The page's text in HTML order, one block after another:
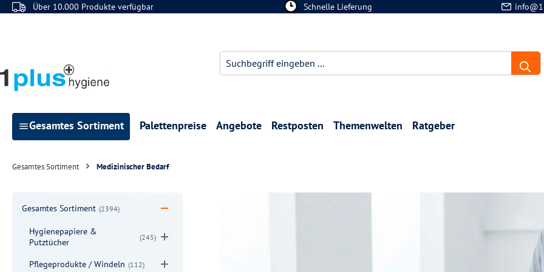
Hauptinhalt springen
Zur Suche springen
Zur Hauptnavigation springen
Über 10.000 Produkte verfügbar Schnelle Lieferung
Gesamtes Sortiment Palettenpreise Angebote Restposten Themenwelten Ratgeber
Gesamtes Sortiment Medizinischer Bedarf
Gesamtes Sortiment (2394)
Hygienepapiere &
Putztücher
(245)
Pflegeprodukte / Windeln (112)